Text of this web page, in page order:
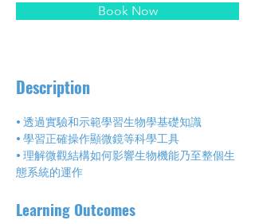
Book Now
Description
• 透過實驗和示範學習生物學基礎知識
• 學習正確操作顯微鏡等科學工具
• 理解微觀結構如何影響生物機能乃至整個生
態系統的運作
Learning Outcomes